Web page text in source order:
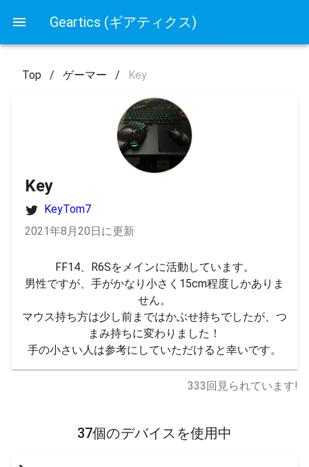
Geartics (ギアティクス)
Top / ゲーマー / Key
Key
KeyTom7
2021年8月20日に更新
FF14、R6Sをメインに活動しています。
男性ですが、手がかなり小さく15cm程度しかありま
せん。
マウス持ち方は少し前まではかぶせ持ちでしたが、つ
まみ持ちに変わりました！
手の小さい人は参考にしていただけると幸いです。
333回見られています!
37個のデバイスを使用中